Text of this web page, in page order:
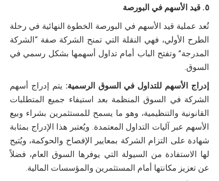
٥. قيد الأسهم في البورصة
تُعد عملية قيد الأسهم في البورصة الخطوة النهائية في رحلة
الطرح الأولي، فهي النقلة التي تمنح الشركة صفة “الشركة
المدرجة” وتفتح الباب أمام تداول أسهمها بشكل رسمي في
السوق.
إدراج الأسهم للتداول في السوق الرسمية: يتم إدراج أسهم
الشركة في السوق المنظمة بعد استيفاء جميع المتطلبات
القانونية والتنظيمية، وهو ما يسمح للمستثمرين بشراء وبيع
الأسهم عبر آليات التداول المعتمدة. ويُعتبر هذا الإدراج بمثابة
شهادة على التزام الشركة بمعايير الإفصاح والحوكمة، ويُتيح
لها الاستفادة من السيولة التي يوفرها السوق العام، فضلاً
عن تعزيز مكانتها أمام المستثمرين والمؤسسات المالية.